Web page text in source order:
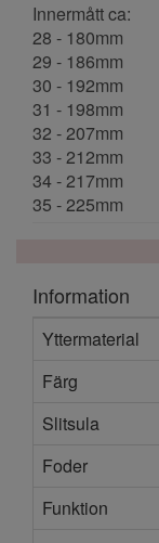
Innermått ca:
28 - 180mm
29 - 186mm
30 - 192mm
31 - 198mm
32 - 207mm
33 - 212mm
34 - 217mm
35 - 225mm
Information
Yttermaterial
Färg
Slitsula
Foder
Funktion